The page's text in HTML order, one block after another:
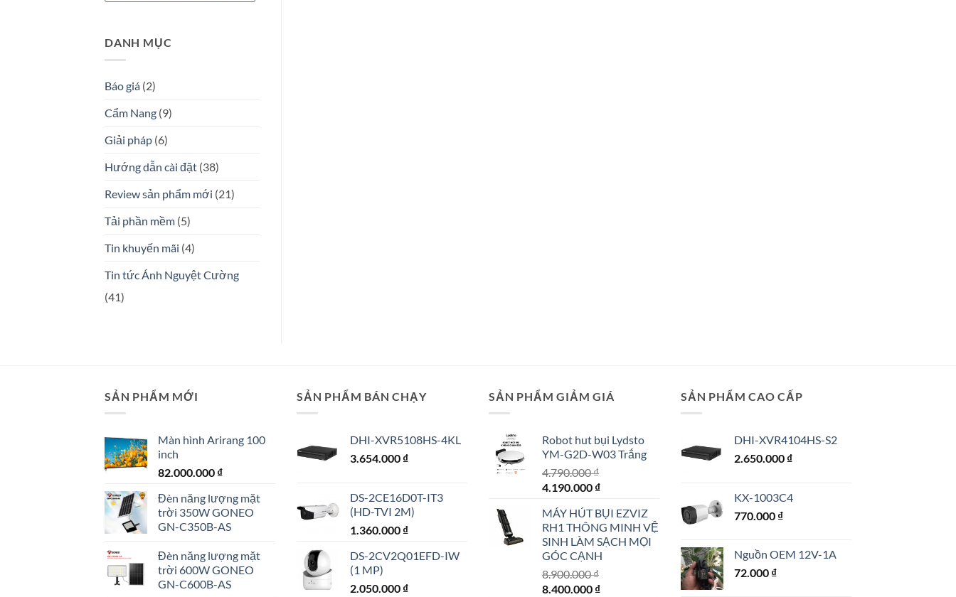
DANH MỤC
Báo giá (2)
Cẩm Nang (9)
Giải pháp (6)
Hướng dẫn cài đặt (38)
Review sản phẩm mới (21)
Tải phần mềm (5)
Tin khuyến mãi (4)
Tin tức Ánh Nguyệt Cường
(41)
SẢN PHẨM MỚI
Màn hình Arirang 100
inch
82.000.000 ₫
Đèn năng lượng mặt
trời 350W GONEO
GN-C350B-AS
Đèn năng lượng mặt
trời 600W GONEO
GN-C600B-AS
SẢN PHẨM BÁN CHẠY
DHI-XVR5108HS-4KL
3.654.000 ₫
DS-2CE16D0T-IT3
(HD-TVI 2M)
1.360.000 ₫
DS-2CV2Q01EFD-IW
(1 MP)
2.050.000 ₫
SẢN PHẨM GIẢM GIÁ
Robot hut bụi Lydsto
YM-G2D-W03 Trắng
4.790.000₫
Giá
là:
4.790.000 ₫.
4.190.000 ₫Giá
tại
là:
4.190.000 ₫.
MÁY HÚT BỤI EZVIZ
RH1 THÔNG MINH VỆ
SINH LÀM SẠCH MỌI
GÓC CẠNH
8.900.000₫
Giá
8.400.000 ₫Giá
SẢN PHẨM CAO CẤP
DHI-XVR4104HS-S2
2.650.000 ₫
KX-1003C4
770.000 ₫
Nguồn OEM 12V-1A
72.000 ₫